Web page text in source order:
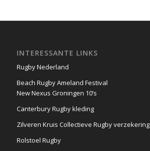
INTERESSANTE LINKS
Rugby Nederland
Beach Rugby Ameland Festival
New Nexus Groningen 10’s
Canterbury Rugby kleding
Zilveren Kruis Collectieve Rugby verzekering
Rolstoel Rugby